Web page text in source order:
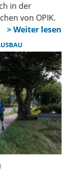
in der
von OPIK.
erklärt
und